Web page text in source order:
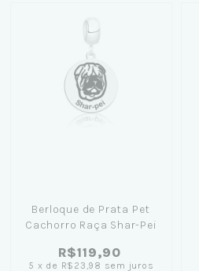
Berloque de Prata Pet
Cachorro Raça Shar-Pei
R$119,90
5 x de R$23,98 sem juros